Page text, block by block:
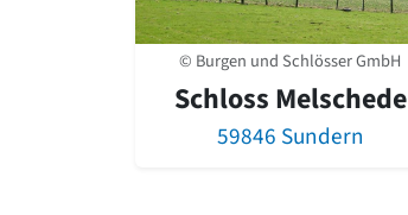
© Burgen und Schlösser GmbH
Schloss Melschede
59846 Sundern